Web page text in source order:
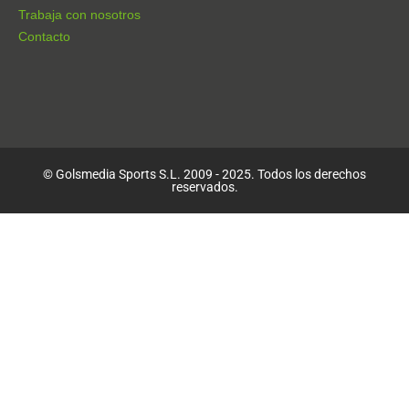
Trabaja con nosotros
Contacto
© Golsmedia Sports S.L. 2009 - 2025. Todos los derechos
reservados.